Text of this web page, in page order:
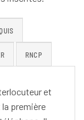
RNCP
et
la première